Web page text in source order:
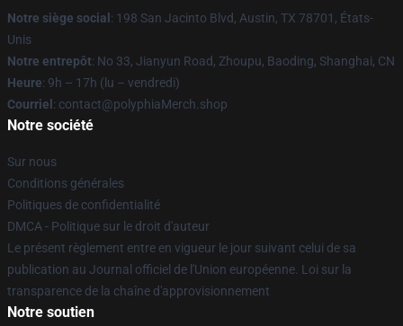
Notre siège social : 198 San Jacinto Blvd, Austin, TX 78701, États-
Unis
Notre entrepôt: No 33, Jianyun Road, Zhoupu, Baoding, Shanghai, CN
Heure: 9h – 17h (lu – vendredi)
Courriel : contact@polyphiaMerch.shop
Notre société
Sur nous
Conditions générales
Politiques de confidentialité
DMCA - Politique sur le droit d'auteur
Le présent règlement entre en vigueur le jour suivant celui de sa
publication au Journal officiel de l'Union européenne. Loi sur la
transparence de la chaîne d'approvisionnement
Notre soutien